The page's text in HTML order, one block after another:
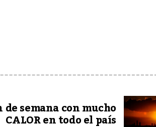
de semana con mucho
CALOR en todo el país